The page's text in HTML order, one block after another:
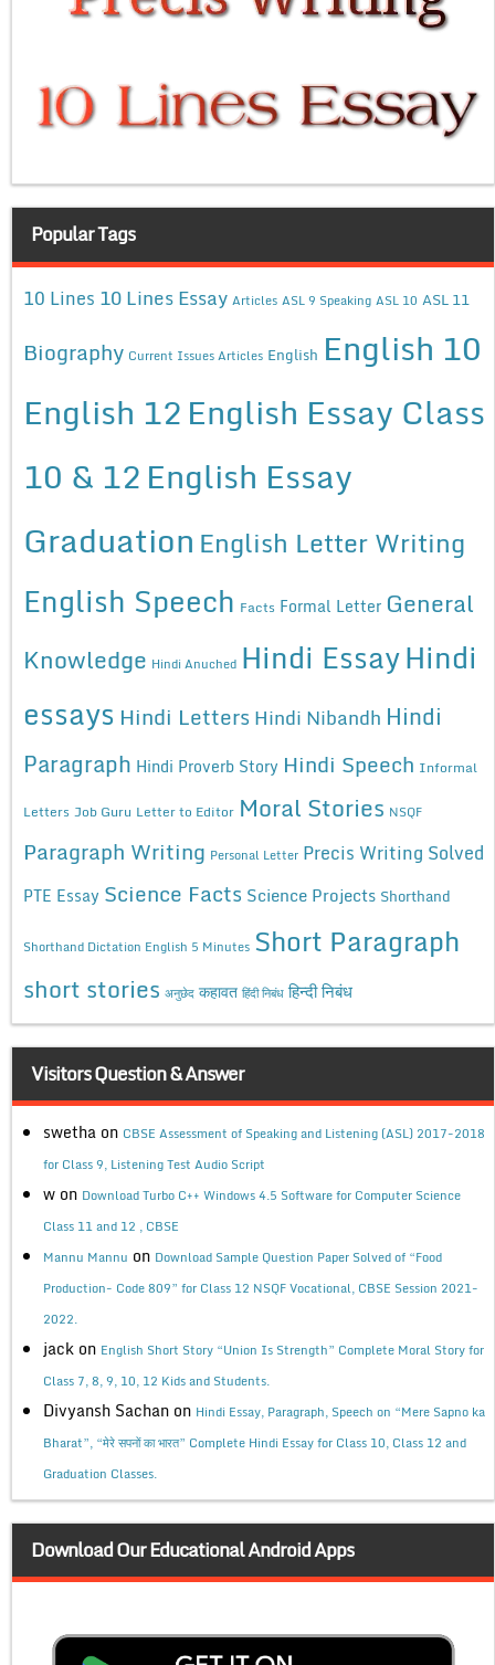
Popular Tags
10 Lines 10 Lines Essay Articles ASL 9 Speaking ASL 10 ASL 11
Biography Current Issues Articles English English 10
English 12English Essay Class
10 & 12English Essay
Graduation English Letter Writing
English Speech Facts Formal Letter General
Knowledge Hindi Anuched Hindi EssayHindi
essays Hindi Letters Hindi Nibandh Hindi
Paragraph Hindi Proverb Story Hindi Speech Informal
Letters Job Guru Letter to Editor Moral Stories NSQF
Paragraph Writing Personal Letter Precis Writing Solved
PTE Essay Science Facts Science Projects Shorthand
Shorthand Dictation English 5 Minutes Short Paragraph
short stories अनुछेद कहावत हिंदी निबंध हिन्दी निबंध
Visitors Question & Answer
swetha on CBSE Assessment of Speaking and Listening (ASL) 2017-2018
for Class 9, Listening Test Audio Script
w on Download Turbo C++ Windows 4.5 Software for Computer Science
Class 11 and 12 , CBSE
Mannu Mannu on Download Sample Question Paper Solved of “Food
Production- Code 809” for Class 12 NSQF Vocational, CBSE Session 2021-
2022.
jack on English Short Story “Union Is Strength” Complete Moral Story for
Class 7, 8, 9, 10, 12 Kids and Students.
Divyansh Sachan on Hindi Essay, Paragraph, Speech on “Mere Sapno ka
Bharat”, “मेरे सपनों का भारत” Complete Hindi Essay for Class 10, Class 12 and
Graduation Classes.
Download Our Educational Android Apps